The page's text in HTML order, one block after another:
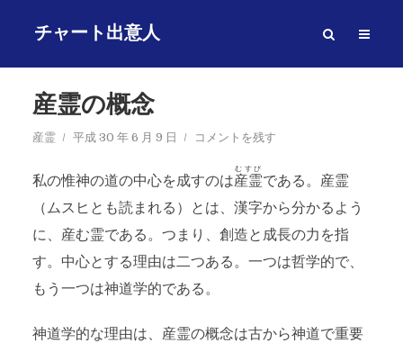
チャート出意人
産霊の概念
産霊 平成 30 年 6 月 9 日 コメントを残す
私の惟神の道の中心を成すのは産霊
むすび
である。産霊
（ムスヒとも読まれる）とは、漢字から分かるよう
に、産む霊である。つまり、創造と成長の力を指
す。中心とする理由は二つある。一つは哲学的で、
もう一つは神道学的である。
神道学的な理由は、産霊の概念は古から神道で重要